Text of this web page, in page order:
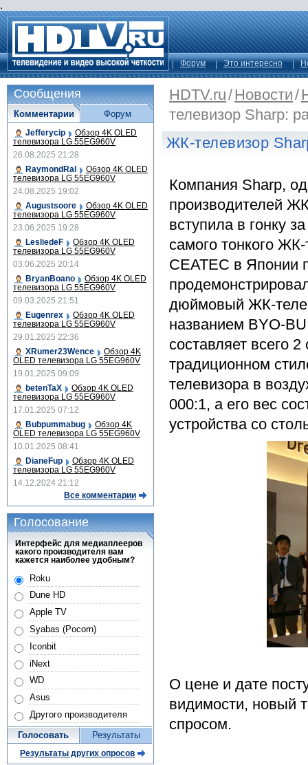
.
Форум Это интересно
HDTV.ru/Новости/
телевизор Sharp:
ЖК-телевизор
Компания Sharp,
производителей
вступила в гонку
самого тонкого
CEATEC в Японии
дюймовый ЖК-
названием BYO-
составляет всего
традиционном
телевизора в
000:1, а его вес
устройства со
О цене и дате
видимости, новый
спросом.
Сообщения
Комментарии
Jefferycip Обзор 4K OLED
телевизора LG 55EG960V
26.08.2025 21:28
RaymondRal
Обзор 4K OLED
телевизора LG 55EG960V
24.08.2025 19:02
Augustsoore
Обзор 4K OLED
телевизора LG 55EG960V
23.06.2025 19:28
LesliedeF
Обзор 4K OLED
телевизора LG 55EG960V
03.06.2025 20:14
BryanBoano
Обзор 4K OLED
телевизора LG 55EG960V
09.03.2025 21:51
Eugenrex
Обзор 4K OLED
телевизора LG 55EG960V
29.01.2025 22:36
XRumer23Wence
Обзор 4K
OLED телевизора LG 55EG960V
19.01.2025 09:09
betenTaX
Обзор 4K OLED
телевизора LG 55EG960V
17.01.2025 07:12
Bubpummabug
Обзор 4K
OLED телевизора LG 55EG960V
10.01.2025 08:41
DianeFup
Обзор 4K OLED
телевизора LG 55EG960V
14.12.2024 21:12
Все комментарии
Форум
Голосование
Интерфейс для медиаплееров
какого производителя вам
кажется наиболее удобным?
Roku
Dune HD
Apple TV
Syabas (Pocorn)
Iconbit
iNext
WD
Asus
Другого производителя
Голосовать Результаты
Результаты других опросов